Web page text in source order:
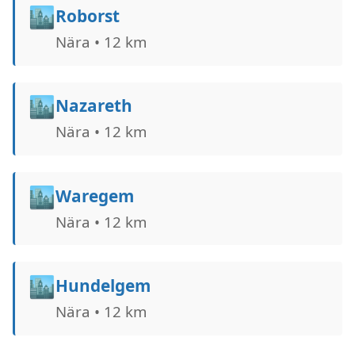
🏙️Roborst
Nära • 12 km
🏙️Nazareth
Nära • 12 km
🏙️Waregem
Nära • 12 km
🏙️Hundelgem
Nära • 12 km